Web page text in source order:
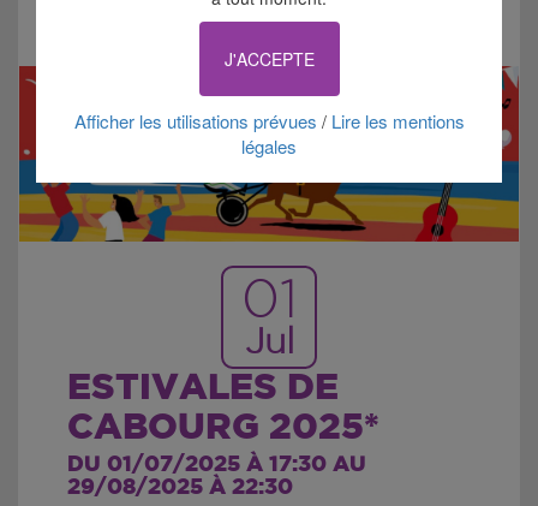
J'ACCEPTE
Afficher les utilisations prévues / Lire les mentions
légales
01
Jul
ESTIVALES DE
CABOURG 2025*
DU 01/07/2025 À 17:30 AU
29/08/2025 À 22:30